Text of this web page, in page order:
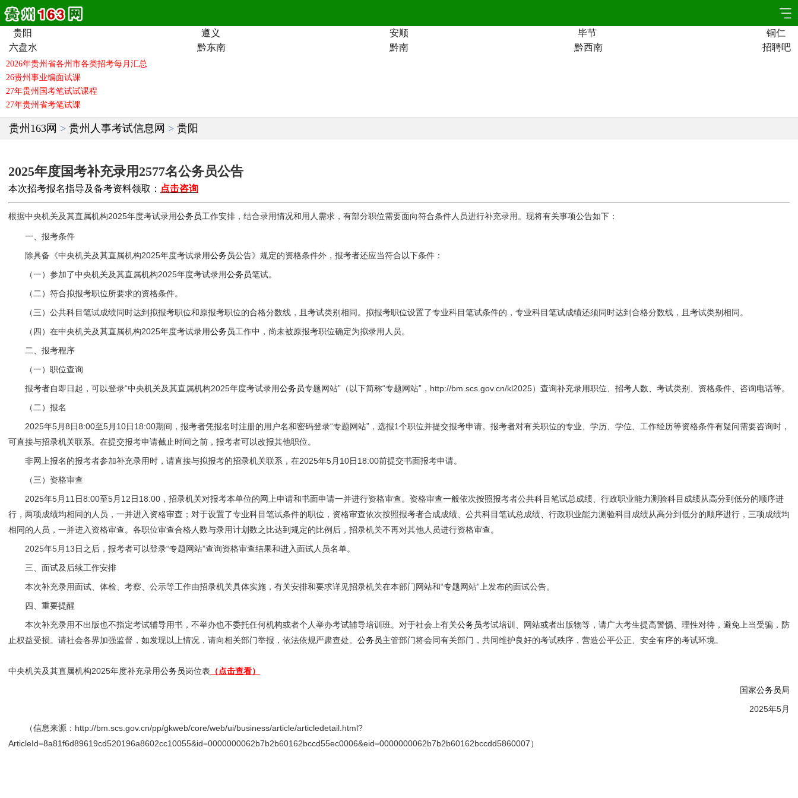
贵阳 遵义 安顺 毕节
铜仁
六盘水
黔东南 黔南 黔西南 招聘吧
贵州163网 > 贵州人事考试信息网 > 贵阳
2025年度国考补充录用2577名公务员公告
本次招考报名指导及备考资料领取： 点击咨询
根据中央机关及其直属机构2025年度考试录用公务员工作安排，结合录用情况和用人需求，有部分职位需要面向符合条件人员进行补充录用。现将有关事项公告如下：
一、报考条件
除具备《中央机关及其直属机构2025年度考试录用公务员公告》规定的资格条件外，报考者还应当符合以下条件：
（一）参加了中央机关及其直属机构2025年度考试录用公务员笔试。
（二）符合拟报考职位所要求的资格条件。
（三）公共科目笔试成绩同时达到拟报考职位和原报考职位的合格分数线，且考试类别相同。拟报考职位设置了专业科目笔试条件的，专业科目笔试成绩还须同时达到合格分数线，且考试类别相同。
（四）在中央机关及其直属机构2025年度考试录用公务员工作中，尚未被原报考职位确定为拟录用人员。
二、报考程序
（一）职位查询
报考者自即日起，可以登录“中央机关及其直属机构2025年度考试录用公务员专题网站”（以下简称“专题网站”，http://bm.scs.gov.cn/kl2025）查询补充录用职位、招考人数、考试类别、资格条件、咨询电话等。
（二）报名
2025年5月8日8:00至5月10日18:00期间，报考者凭报名时注册的用户名和密码登录“专题网站”，选报1个职位并提交报考申请。报考者对有关职位的专业、学历、学位、工作经历等资格条件有疑问需要咨询时，
可直接与招录机关联系。在提交报考申请截止时间之前，报考者可以改报其他职位。
非网上报名的报考者参加补充录用时，请直接与拟报考的招录机关联系，在2025年5月10日18:00前提交书面报考申请。
（三）资格审查
2025年5月11日8:00至5月12日18:00，招录机关对报考本单位的网上申请和书面申请一并进行资格审查。资格审查一般依次按照报考者公共科目笔试总成绩、行政职业能力测验科目成绩从高分到低分的顺序进
行，两项成绩均相同的人员，一并进入资格审查；对于设置了专业科目笔试条件的职位，资格审查依次按照报考者合成成绩、公共科目笔试总成绩、行政职业能力测验科目成绩从高分到低分的顺序进行，三项成绩均
相同的人员，一并进入资格审查。各职位审查合格人数与录用计划数之比达到规定的比例后，招录机关不再对其他人员进行资格审查。
2025年5月13日之后，报考者可以登录“专题网站”查询资格审查结果和进入面试人员名单。
三、面试及后续工作安排
本次补充录用面试、体检、考察、公示等工作由招录机关具体实施，有关安排和要求详见招录机关在本部门网站和“专题网站”上发布的面试公告。
四、重要提醒
本次补充录用不出版也不指定考试辅导用书，不举办也不委托任何机构或者个人举办考试辅导培训班。对于社会上有关公务员考试培训、网站或者出版物等，请广大考生提高警惕、理性对待，避免上当受骗，防
止权益受损。请社会各界加强监督，如发现以上情况，请向相关部门举报，依法依规严肃查处。 公务员主管部门将会同有关部门，共同维护良好的考试秩序，营造公平公正、安全有序的考试环境。
中央机关及其直属机构2025年度补充录用公务员岗位表 （点击查看）
国家公务员局
2025年5月
（信息来源：http://bm.scs.gov.cn/pp/gkweb/core/web/ui/business/article/articledetail.html?
ArticleId=8a81f6d89619cd520196a8602cc10055&id=0000000062b7b2b60162bccd55ec0006&eid=0000000062b7b2b60162bccdd5860007）